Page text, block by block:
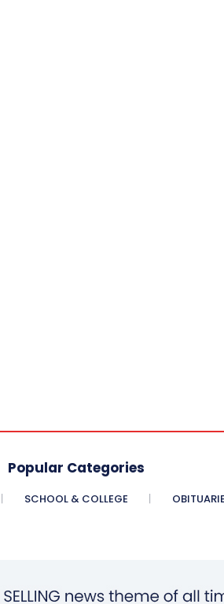
Popular Categories
SCHOOL & COLLEGE